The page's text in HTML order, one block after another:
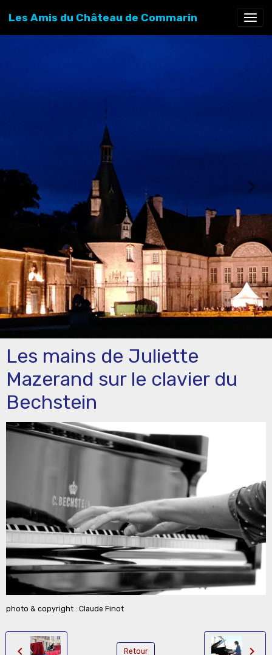
Les Amis du Château de Commarin
Les mains de Juliette
Mazerand sur le clavier du
Bechstein
photo & copyright : Claude Finot
Retour